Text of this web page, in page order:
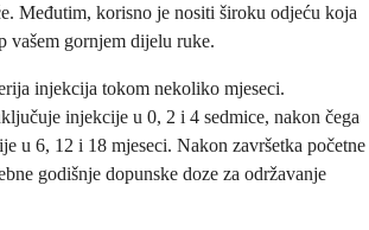
Međutim, korisno je nositi široku odjeću koja
vašem gornjem dijelu ruke.
injekcija tokom nekoliko mjeseci.
injekcije u 0, 2 i 4 sedmice, nakon čega
u 6, 12 i 18 mjeseci. Nakon završetka početne
godišnje dopunske doze za održavanje